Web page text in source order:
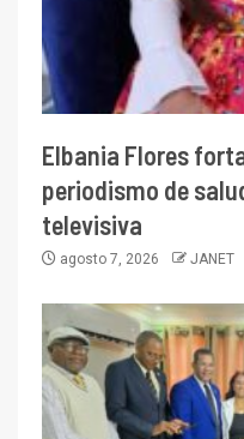
Elbania Flores
periodismo de
televisiva
agosto 7, 2026 JANET